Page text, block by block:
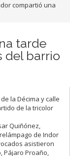
compartió una
tarde
del barrio
la Décima y calle
de la tricolor
Quiñónez,
de Indor
asistieron
Pájaro Proaño,